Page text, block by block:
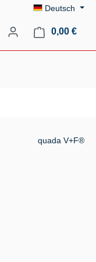
Deutsch
0,00 €
quada V+F®